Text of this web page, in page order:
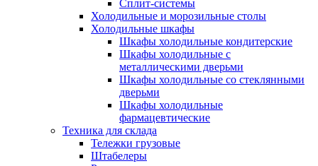
Сплит-системы
Холодильные и морозильные столы
Холодильные шкафы
Шкафы холодильные кондитерские
Шкафы холодильные с
металлическими дверьми
Шкафы холодильные со стеклянными
дверьми
Шкафы холодильные
фармацевтические
Техника для склада
Тележки грузовые
Штабелеры